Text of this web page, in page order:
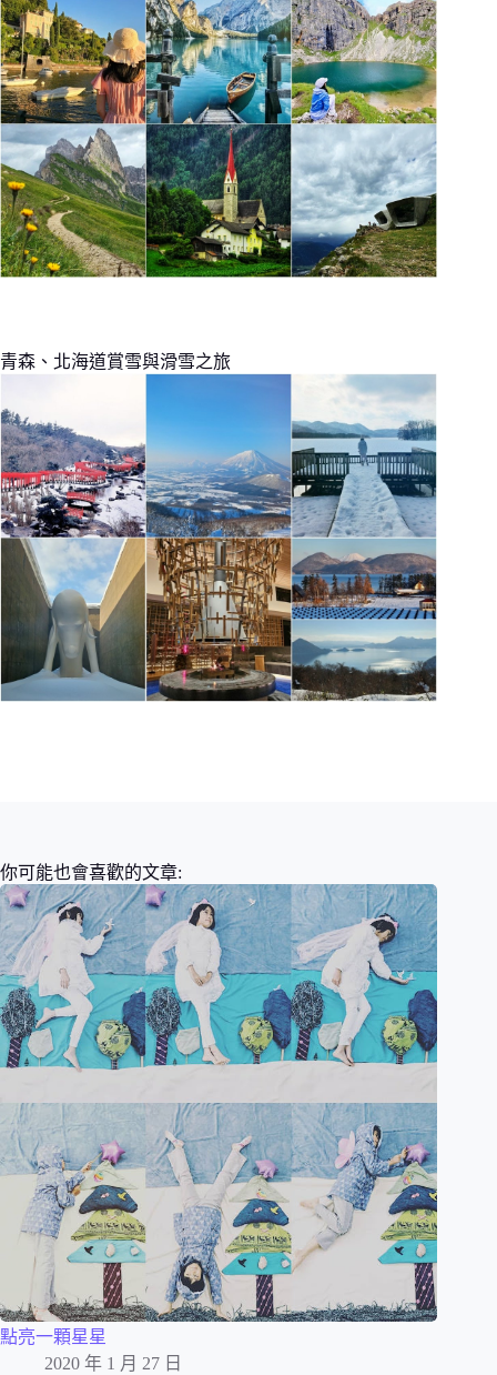
青森、北海道賞雪與滑雪之旅
你可能也會喜歡的文章:
點亮一顆星星
2020 年 1 月 27 日